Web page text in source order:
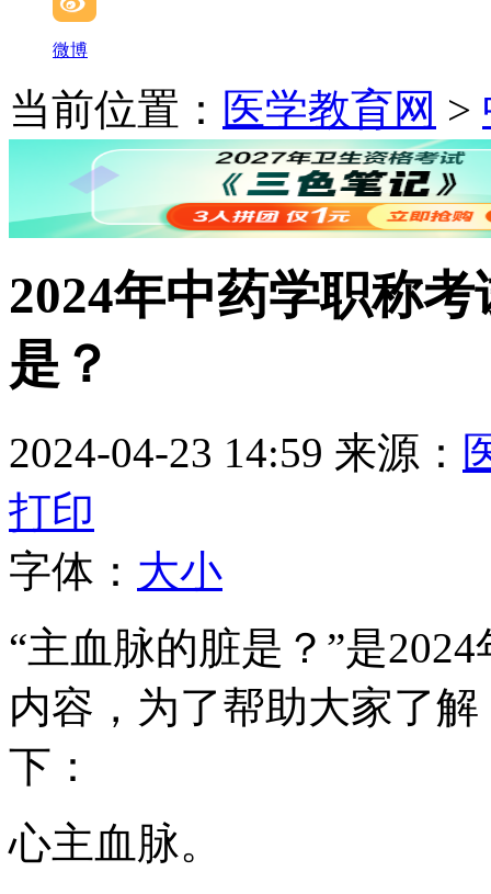
微博
当前位置： 医学教育网 >
2024年中药学职称
是？
2024-04-23 14:59 来源：
打印
字体： 大小
“主血脉的脏是？”是
内容，为了帮助大家了
下：
心主血脉。